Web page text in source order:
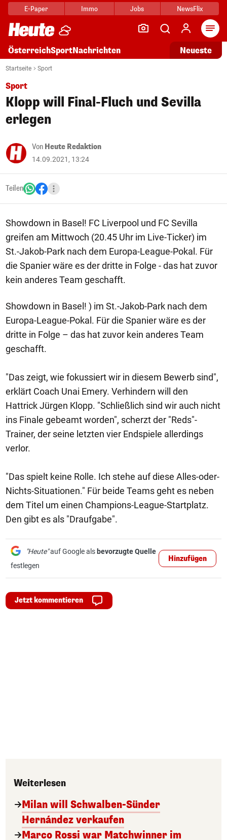
E-Paper Immo Jobs NewsFlix
ÖsterreichSportNachrichten Neueste
Startseite Sport
Sport
Klopp will Final-Fluch und Sevilla
erlegen
Von Heute Redaktion
14.09.2021, 13:24
Teilen
Showdown in Basel! FC Liverpool und FC Sevilla
greifen am Mittwoch (20.45 Uhr im Live-Ticker) im
St.-Jakob-Park nach dem Europa-League-Pokal. Für
die Spanier wäre es der dritte in Folge - das hat zuvor
kein anderes Team geschafft.
Showdown in Basel! ) im St.-Jakob-Park nach dem
Europa-League-Pokal. Für die Spanier wäre es der
dritte in Folge – das hat zuvor kein anderes Team
geschafft.
"Das zeigt, wie fokussiert wir in diesem Bewerb sind",
erklärt Coach Unai Emery. Verhindern will den
Hattrick Jürgen Klopp. "Schließlich sind wir auch nicht
ins Finale gebeamt worden", scherzt der "Reds"-
Trainer, der seine letzten vier Endspiele allerdings
verlor.
"Das spielt keine Rolle. Ich stehe auf diese Alles-oder-
Nichts-Situationen." Für beide Teams geht es neben
dem Titel um einen Champions-League-Startplatz.
Den gibt es als "Draufgabe".
"Heute"auf Google als bevorzugte Quelle
festlegen
Hinzufügen
Jetzt kommentieren
Weiterlesen
Milan will Schwalben-Sünder
Hernández verkaufen
Marco Rossi war Matchwinner im